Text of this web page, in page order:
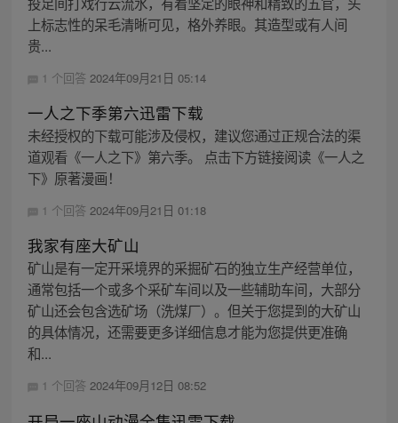
上标志性的呆毛清晰可见，格外养眼。其造型或有人间
贵...
1 个回答 2024年09月21日 05:14
一人之下季第六迅雷下载
未经授权的下载可能涉及侵权，建议您通过正规合法的渠
道观看《一人之下》第六季。 点击下方链接阅读《一人之
下》原著漫画！
1 个回答 2024年09月21日 01:18
我家有座大矿山
矿山是有一定开采境界的采掘矿石的独立生产经营单位，
通常包括一个或多个采矿车间以及一些辅助车间，大部分
矿山还会包含选矿场（洗煤厂）。但关于您提到的大矿山
的具体情况，还需要更多详细信息才能为您提供更准确
和...
1 个回答 2024年09月12日 08:52